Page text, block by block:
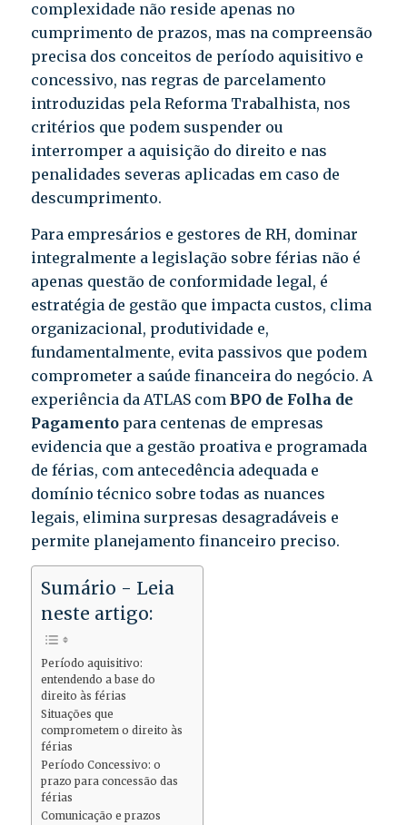
complexidade não reside apenas no
cumprimento de prazos, mas na compreensão
precisa dos conceitos de período aquisitivo e
concessivo, nas regras de parcelamento
introduzidas pela Reforma Trabalhista, nos
critérios que podem suspender ou
interromper a aquisição do direito e nas
penalidades severas aplicadas em caso de
descumprimento.
Para empresários e gestores de RH, dominar
integralmente a legislação sobre férias não é
apenas questão de conformidade legal, é
estratégia de gestão que impacta custos, clima
organizacional, produtividade e,
fundamentalmente, evita passivos que podem
comprometer a saúde financeira do negócio. A
experiência da ATLAS com BPO de Folha de
Pagamentopara centenas de empresas
evidencia que a gestão proativa e programada
de férias, com antecedência adequada e
domínio técnico sobre todas as nuances
legais, elimina surpresas desagradáveis e
permite planejamento financeiro preciso.
Sumário - Leia
neste artigo:
Período aquisitivo:
entendendo a base do
direito às férias
Situações que
comprometem o direito às
férias
Período Concessivo: o
prazo para concessão das
férias
Comunicação e prazos